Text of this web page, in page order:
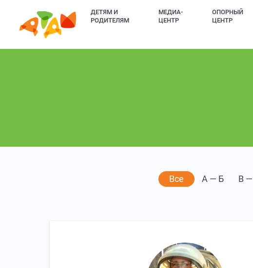
ДЕТЯМ И
РОДИТЕЛЯМ
МЕДИА-
ЦЕНТР
ОПОРНЫЙ
ЦЕНТР
Все А — Б В